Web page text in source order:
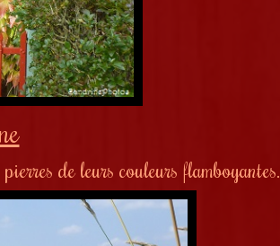
de leurs couleurs flamboyantes.